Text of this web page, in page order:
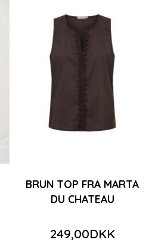
BRUN TOP FRA MARTA
DU CHATEAU
249,00DKK